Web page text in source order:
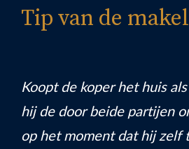
Tip van de
Koopt de koper het huis
hij de door beide partijen
op het moment dat hij zelf